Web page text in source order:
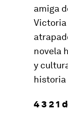
amiga
Victoria
novela
y
historia
4 3 2 1